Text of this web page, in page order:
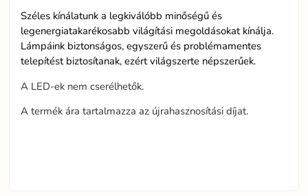
Széles kínálatunk a legkiválóbb minőségű és
legenergiatakarékosabb világítási megoldásokat kínálja.
Lámpáink biztonságos, egyszerű és problémamentes
telepítést biztosítanak, ezért világszerte népszerűek.
A LED-ek nem cserélhetők.
A termék ára tartalmazza az újrahasznosítási díjat.